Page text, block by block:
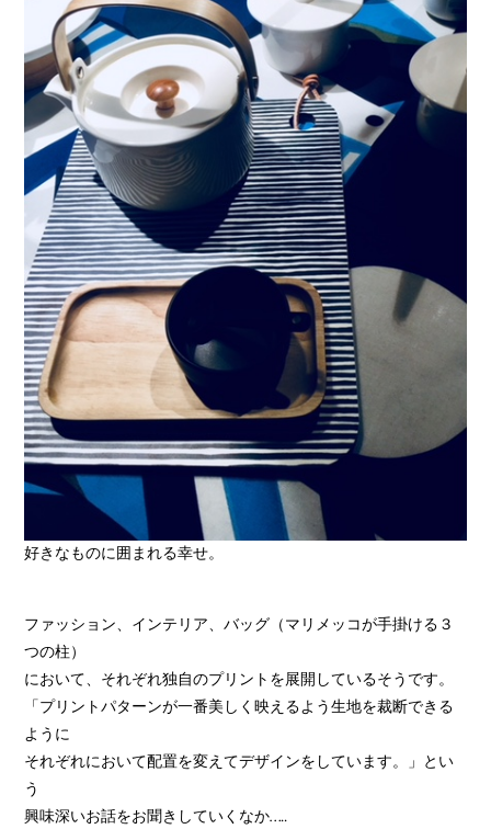
好きなものに囲まれる幸せ。
ファッション、インテリア、バッグ（マリメッコが手掛ける３
つの柱）
において、それぞれ独自のプリントを展開しているそうです。
「プリントパターンが一番美しく映えるよう生地を裁断できる
ように
それぞれにおいて配置を変えてデザインをしています。」とい
う
興味深いお話をお聞きしていくなか…..